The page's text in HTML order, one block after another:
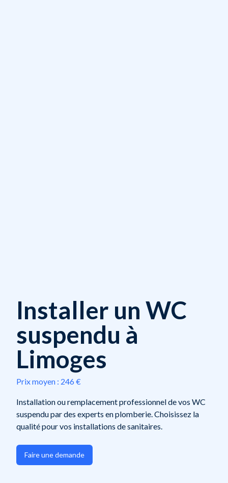
Installer un WC
suspendu à
Limoges
Prix moyen : 246 €
Installation ou remplacement professionnel de vos WC
suspendu par des experts en plomberie. Choisissez la
qualité pour vos installations de sanitaires.
Faire une demande